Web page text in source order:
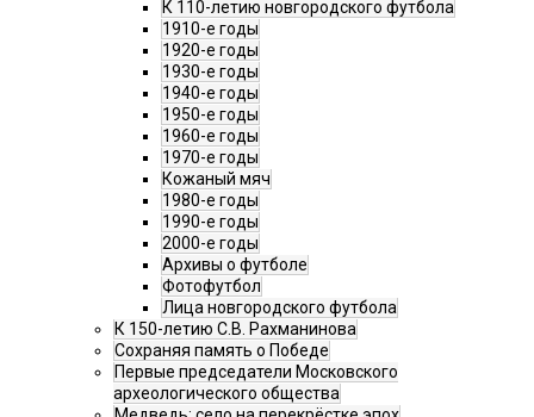
К 110-летию новгородского футбола
1910-е годы
1920-е годы
1930-е годы
1940-е годы
1950-е годы
1960-е годы
1970-е годы
Кожаный мяч
1980-е годы
1990-е годы
2000-е годы
Архивы о футболе
Фотофутбол
Лица новгородского футбола
К 150-летию С.В. Рахманинова
Сохраняя память о Победе
Первые председатели Московского
археологического общества